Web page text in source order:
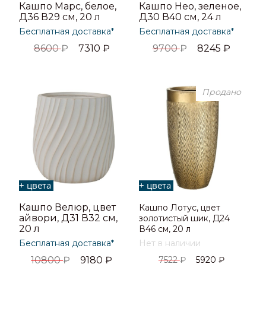
Кашпо Марс, белое,
Д36 В29 см, 20 л
Бесплатная доставка*
8600₽ 7310 ₽
Кашпо Нео, зеленое,
Д30 В40 см, 24 л
Бесплатная доставка*
9700₽ 8245 ₽
+ цвета
Кашпо Велюр, цвет
айвори, Д31 В32 см,
20 л
Бесплатная доставка*
10800₽ 9180₽
+ цвета
Продано
Кашпо Лотус, цвет
золотистый шик, Д24
В46 см, 20 л
Нет в наличии
7522₽ 5920 ₽